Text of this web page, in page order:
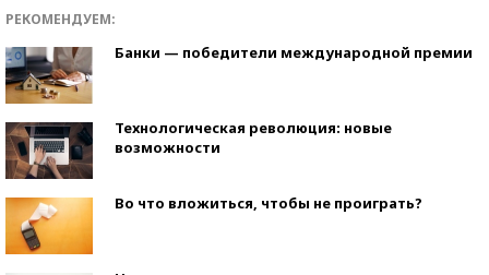
РЕКОМЕНДУЕМ:
Банки — победители международной премии
Технологическая революция: новые
возможности
Во что вложиться, чтобы не проиграть?